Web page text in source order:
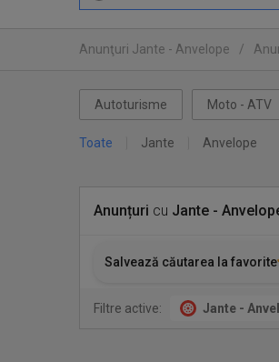
Anunţuri Jante - Anvelope /
Autoturisme Moto - ATV
Toate Jante Anvelope
Anunțuri cu Jante -
Salvează căutarea la favorite
Filtre active: Jante -